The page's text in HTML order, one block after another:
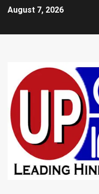
August 7, 2026